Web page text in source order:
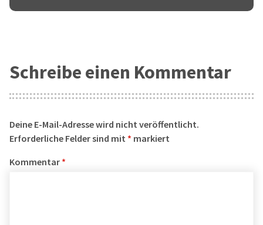
Schreibe einen Kommentar
Deine E-Mail-Adresse wird nicht veröffentlicht.
Erforderliche Felder sind mit * markiert
Kommentar *